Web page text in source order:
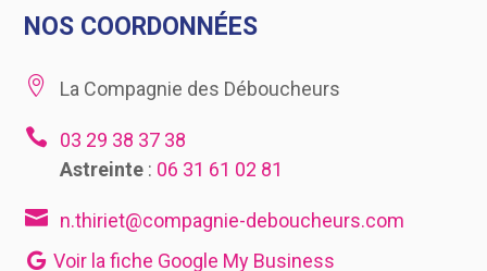
NOS COORDONNÉES
 La Compagnie des Déboucheurs

03 29 38 37 38
Astreinte: 06 31 61 02 81
 n.thiriet@compagnie-deboucheurs.com
Voir la fiche Google My Business